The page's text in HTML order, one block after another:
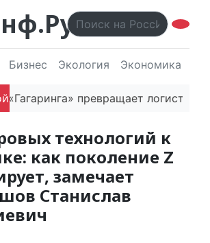
Бизнес Экология Экономика
превращает
технологий к
как поколение Z
замечает
Станислав